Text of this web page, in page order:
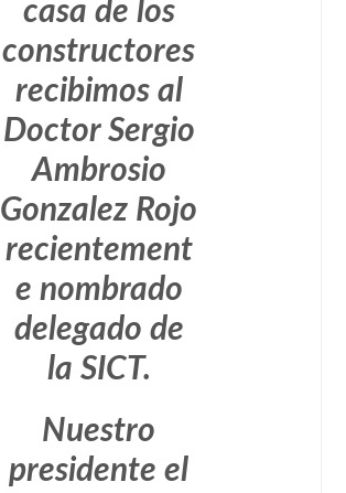
casa de los
constructores
recibimos al
Doctor Sergio
Ambrosio
Gonzalez Rojo
recientement
e nombrado
delegado de
la SICT.
Nuestro
presidente el